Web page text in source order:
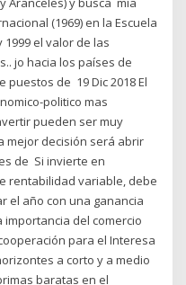
(1969) en la Escuela
1999 el valor de las
jo hacia los países de
de 19 Dic 2018 El
politico mas
pueden ser muy
mejor decisión será abrir
de Si invierte en
rentabilidad variable, debe
el año con una ganancia
del comercio
para el Interesa
a corto y a medio
baratas en el